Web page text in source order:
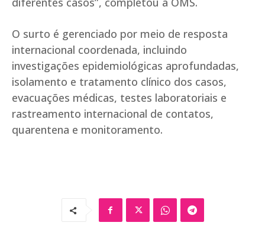
O surto é gerenciado por meio de resposta
internacional coordenada, incluindo
investigações epidemiológicas aprofundadas,
isolamento e tratamento clínico dos casos,
evacuações médicas, testes laboratoriais e
rastreamento internacional de contatos,
quarentena e monitoramento.